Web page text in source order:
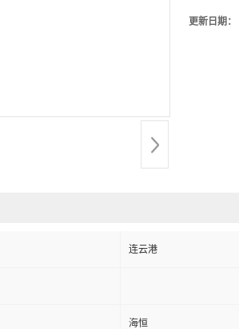
更新日期：
连云港
海恒